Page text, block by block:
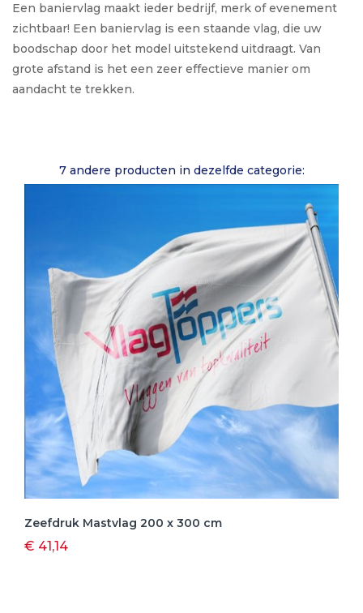
Een baniervlag maakt ieder bedrijf, merk of evenement
zichtbaar! Een baniervlag is een staande vlag, die uw
boodschap door het model uitstekend uitdraagt. Van
grote afstand is het een zeer effectieve manier om
aandacht te trekken.
7 andere producten in dezelfde categorie:
Zeefdruk Mastvlag 200 x 300 cm
€ 41,14